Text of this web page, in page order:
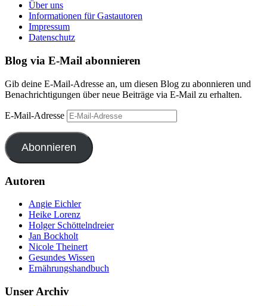
Über uns
Informationen für Gastautoren
Impressum
Datenschutz
Blog via E-Mail abonnieren
Gib deine E-Mail-Adresse an, um diesen Blog zu abonnieren und
Benachrichtigungen über neue Beiträge via E-Mail zu erhalten.
E-Mail-Adresse
Abonnieren
Autoren
Angie Eichler
Heike Lorenz
Holger Schöttelndreier
Jan Bockholt
Nicole Theinert
Gesundes Wissen
Ernährungshandbuch
Unser Archiv